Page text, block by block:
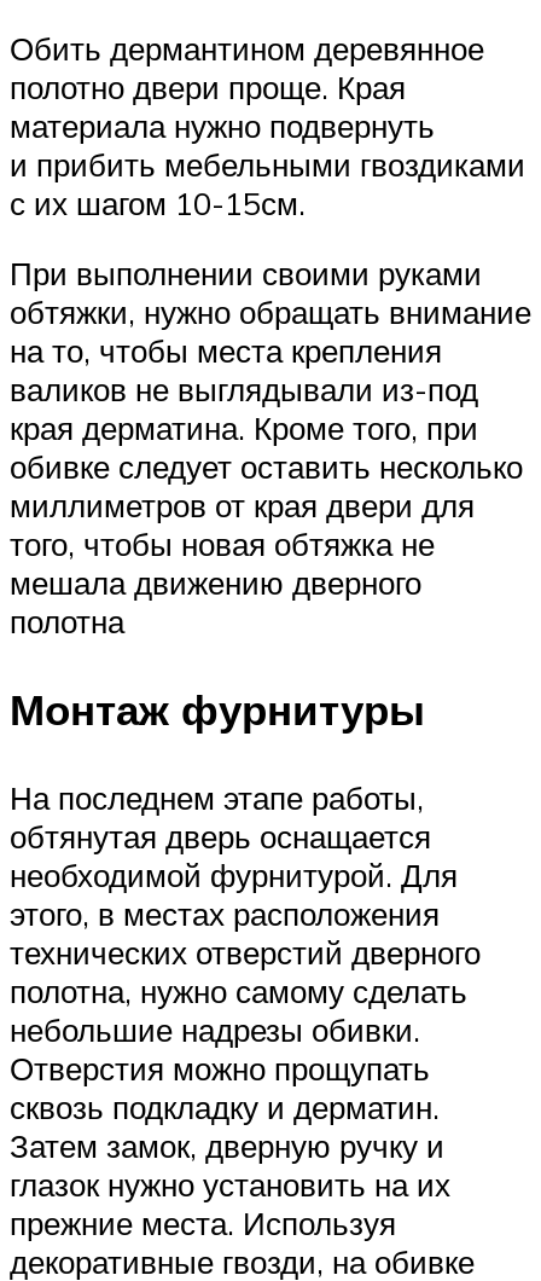
Обить дермантином деревянное
полотно двери проще. Края
материала нужно подвернуть
и прибить мебельными гвоздиками
с их шагом 10-15см.
При выполнении своими руками
обтяжки, нужно обращать внимание
на то, чтобы места крепления
валиков не выглядывали из-под
края дерматина. Кроме того, при
обивке следует оставить несколько
миллиметров от края двери для
того, чтобы новая обтяжка не
мешала движению дверного
полотна
Монтаж фурнитуры
На последнем этапе работы,
обтянутая дверь оснащается
необходимой фурнитурой. Для
этого, в местах расположения
технических отверстий дверного
полотна, нужно самому сделать
небольшие надрезы обивки.
Отверстия можно прощупать
сквозь подкладку и дерматин.
Затем замок, дверную ручку и
глазок нужно установить на их
прежние места. Используя
декоративные гвозди, на обивке